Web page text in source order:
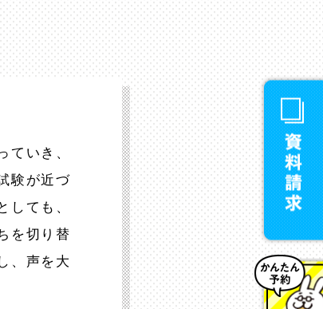
ていき、
験が近づ
しても、
を切り替
、声を大